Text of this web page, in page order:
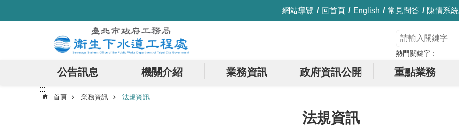
網站導覽 回首頁 English 常見問答 陳情系統
熱門關鍵字
公告訊息 機關介紹 業務資訊 政府資訊公開 重點業務
:::
首頁 業務資訊 法規資訊
法規資訊